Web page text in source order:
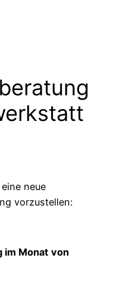
neue
vorzustellen:
im Monat von